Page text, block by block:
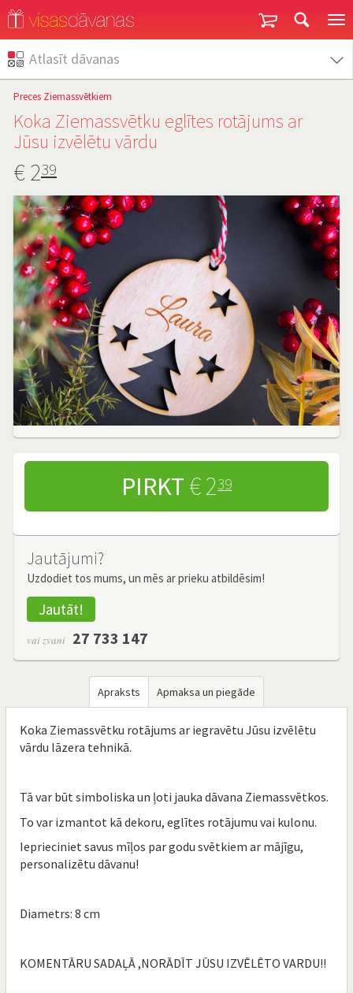
Atlasīt dāvanas
Preces Ziemassvētkiem
Koka Ziemassvētku eglītes rotājums ar
Jūsu izvēlētu vārdu
€239
PIRKT € 239
Jautājumi?
Uzdodiet tos mums, un mēs ar prieku atbildēsim!
Jautāt!
vai zvani 27 733 147
Apraksts Apmaksa un piegāde
Koka Ziemassvētku rotājums ar iegravētu Jūsu izvēlētu
vārdu lāzera tehnikā.
Tā var būt simboliska un ļoti jauka dāvana Ziemassvētkos.
To var izmantot kā dekoru, eglītes rotājumu vai kulonu.
Ieprieciniet savus mīļos par godu svētkiem ar mājīgu,
personalizētu dāvanu!
Diametrs: 8 cm
KOMENTĀRU SADAĻĀ ,NORĀDĪT JŪSU IZVĒLĒTO VARDU!!